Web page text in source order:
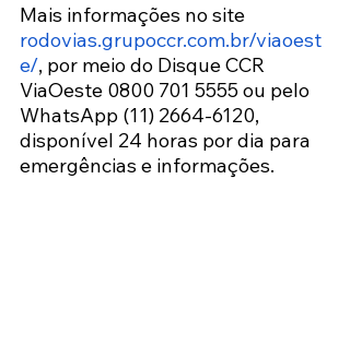
Mais informações no site
rodovias.grupoccr.com.br/viaoest
e/, por meio do Disque CCR
ViaOeste 0800 701 5555 ou pelo
WhatsApp (11) 2664-6120,
disponível 24 horas por dia para
emergências e informações.